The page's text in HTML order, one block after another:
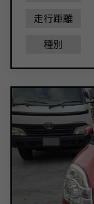
走行距離
種別